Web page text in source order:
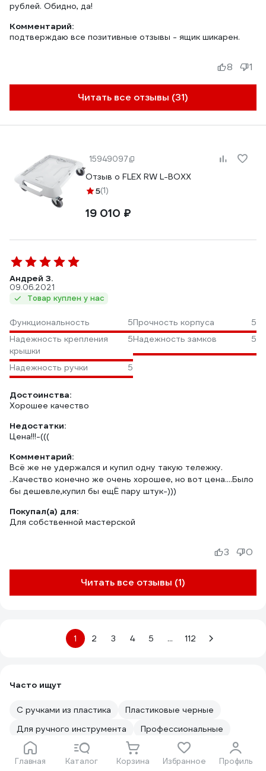
Главная Каталог Корзина Избранное Профиль
рублей. Обидно, да!
Комментарий:
подтверждаю все позитивные отзывы - ящик шикарен.
Читать все отзывы (31)
8 1
15949097
Отзыв о FLEX RW L-BOXX
5(1)
19 010 ₽
Андрей З.
09.06.2021
Товар куплен у нас
Функциональность 5Прочность корпуса
5
Надежность крепления
крышки
5Надежность замков 5
Надежность ручки 5
Достоинства:
Хорошее качество
Недостатки:
Цена!!!-(((
Комментарий:
Всё же не удержался и купил одну такую тележку.
..Качество конечно же очень хорошее, но вот цена....Было
бы дешевле,купил бы ещЁ пару штук-)))
Покупал(а) для:
Для собственной мастерской
Читать все отзывы (1)
3 0
1 2 3 4 5 ... 112
Часто ищут
С ручками из пластика
Пластиковые черные
Для ручного инструмента
Профессиональные
Российского производства
Сумки для инструмента
Пластиковые ящики
Бытовой